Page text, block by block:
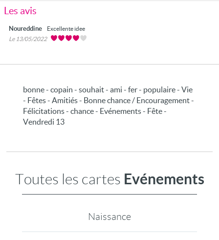
Les avis
Noureddine
Excellente idee
Le 13/05/2022
bonne - copain - souhait - ami - fer - populaire - Vie
- Fêtes - Amitiés - Bonne chance / Encouragement -
Félicitations - chance - Evénements - Fête -
Vendredi 13
Toutes les cartes Evénements
Naissance